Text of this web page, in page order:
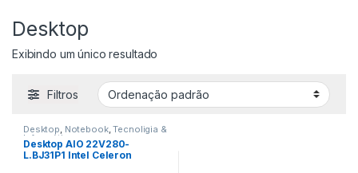
Desktop
Exibindo um único resultado
Filtros
Desktop, Notebook,Tecnoligia &
Informática
Desktop AIO 22V280-
L.BJ31P1 Intel Celeron